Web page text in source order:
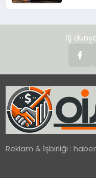
İŞ
Reklam & İşbirliği :